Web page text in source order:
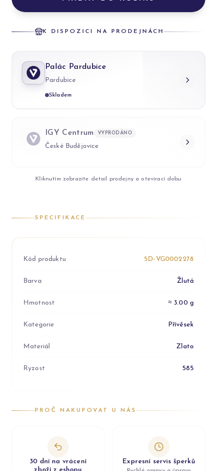
K DISPOZICI NA PRODEJNÁCH
Palác Pardubice
Pardubice
Skladem
IGY Centrum VYPRODÁNO
České Budějovice
Kliknutím zobrazíte detail prodejny a otevírací dobu
SPECIFIKACE
Kód produktu 5D-VG0002278
Barva Žlutá
Hmotnost ≈ 3.00 g
Kategorie Přívěsek
Materiál Zlato
Ryzost 585
PROČ NAKUPOVAT U NÁS
30 dní na vrácení
Expresní servis šperků